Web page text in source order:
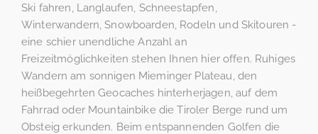
Ski fahren, Langlaufen, Schneestapfen,
Winterwandern, Snowboarden, Rodeln und Skitouren -
eine schier unendliche Anzahl an
Freizeitmöglichkeiten stehen Ihnen hier offen. Ruhiges
Wandern am sonnigen Mieminger Plateau, den
heißbegehrten Geocaches hinterherjagen, auf dem
Fahrrad oder Mountainbike die Tiroler Berge rund um
Obsteig erkunden. Beim entspannenden Golfen die